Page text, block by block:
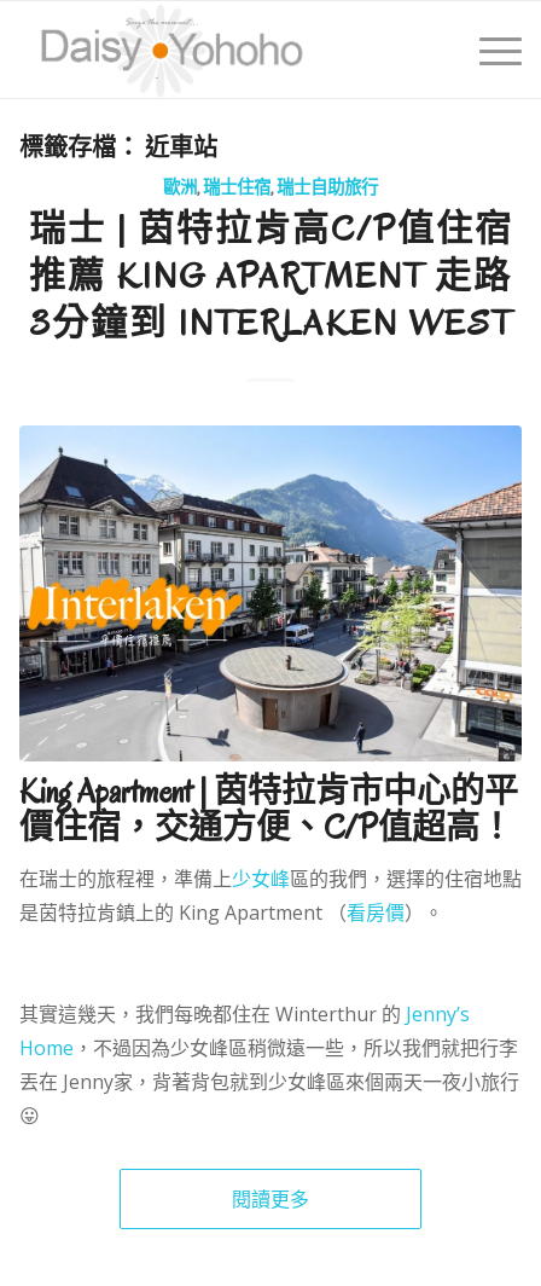
標籤存檔： 近車站
歐洲,瑞士住宿,瑞士自助旅行
瑞士 | 茵特拉肯高C/P值住宿
推薦 KING APARTMENT 走路
3分鐘到 INTERLAKEN WEST
King Apartment | 茵特拉肯市中心的平
價住宿，交通方便、C/P值超高！
在瑞士的旅程裡，準備上少女峰區的我們，選擇的住宿地點
是茵特拉肯鎮上的 King Apartment （看房價）。
其實這幾天，我們每晚都住在 Winterthur 的 Jenny’s
Home ，不過因為少女峰區稍微遠一些，所以我們就把行李
丟在 Jenny家，背著背包就到少女峰區來個兩天一夜小旅行
😛
閱讀更多